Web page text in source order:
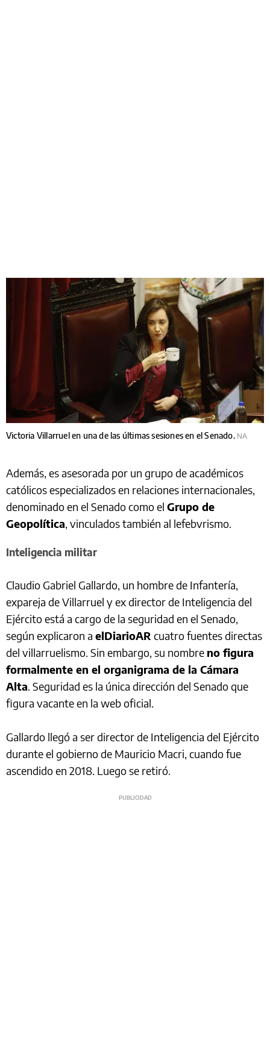
Victoria Villarruel en una de las últimas sesiones en el Senado. NA
Además, es asesorada por un grupo de académicos
católicos especializados en relaciones internacionales,
denominado en el Senado como el Grupo de
Geopolítica, vinculados también al lefebvrismo.
Inteligencia militar
Claudio Gabriel Gallardo, un hombre de Infantería,
expareja de Villarruel y ex director de Inteligencia del
Ejército está a cargo de la seguridad en el Senado,
según explicaron a elDiarioAR cuatro fuentes directas
del villarruelismo. Sin embargo, su nombre no figura
formalmente en el organigrama de la Cámara
Alta. Seguridad es la única dirección del Senado que
figura vacante en la web oficial.
Gallardo llegó a ser director de Inteligencia del Ejército
durante el gobierno de Mauricio Macri, cuando fue
ascendido en 2018. Luego se retiró.